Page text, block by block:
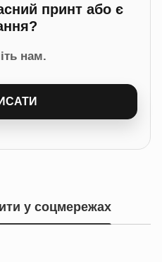
принт або є
нам.
у соцмережах